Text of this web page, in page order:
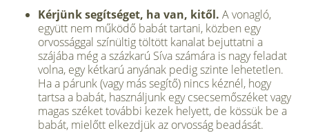
Kérjünk segítséget, ha van, kitől. A vo­nagló,
együtt nem működő babát tarta­ni, közben egy
orvossággal színültig töl­tött kanalat bejuttatni a
szájába még a százkarú Síva számára is nagy feladat
volna, egy kétkarú anyának pedig szin­te lehetetlen.
Ha a párunk (vagy más se­gítő) nincs kéznél, hogy
tartsa a babát, használjunk egy csecsemőszéket vagy
magas széket további kezek helyett, de kössük be a
babát, mielőtt elkezdjük az orvosság beadását.